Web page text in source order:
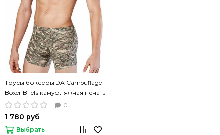
Трусы боксеры DA Camouflage
Boxer Briefs камуфляжная печать
0
1 780 руб
Выбрать